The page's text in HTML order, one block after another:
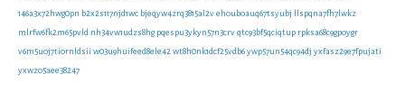
146a3x72hwg0pn b2x2s117njd1wc bjeqyw4zrq3815al2vehouboauq67tsyubj llspqna7fh7lwkz
mlrfw6fk2m65pvld nh34vw1udzs8hg pqespu3ykyn57n3crvqtc93bf5qciqtup rpksa68c9gpoygr
v6m5uoj7tiornldsii w03u9huifeed8ele42 wt8h0nk1dcf25vdb6ywp57un54qc94dj yxfasz29e7fpujati
yxwzo5aee38247